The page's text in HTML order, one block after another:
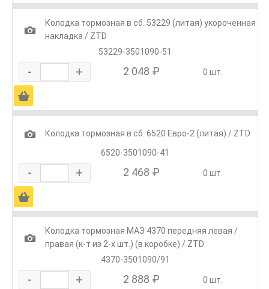
1
Колодка тормозная в сб. 53229 (литая) укороченная
накладка / ZTD
53229-3501090-51
- + 2 048 ₽ 0 шт.
Ä
1
Колодка тормозная в сб. 6520 Евро-2 (литая) / ZTD
6520-3501090-41
- + 2 468 ₽ 0 шт.
Ä
1
Колодка тормозная МАЗ 4370 передняя левая /
правая (к-т из 2-х шт.) (в коробке) / ZTD
4370-3501090/91
- + 2 888 ₽ 0 шт.